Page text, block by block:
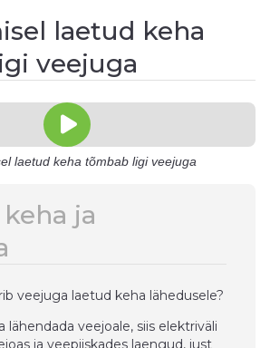
laetud keha
veejuga
laetud keha tõmbab ligi veejuga
ja
veejuga laetud keha lähedusele?
lähendada veejoale, siis elektriväli
ja veepiiskades laengud, just